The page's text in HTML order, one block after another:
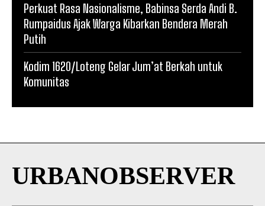
Perkuat Rasa Nasionalisme, Babinsa Serda Andi B.
Rumpaidus Ajak Warga Kibarkan Bendera Merah
Putih
Kodim 1620/Loteng Gelar Jum’at Berkah untuk
Komunitas
URBANOBSERVER